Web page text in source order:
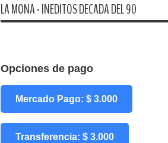
LA MONA - INEDITOS DECADA DEL 90
Opciones de pago
Mercado Pago: $ 3.000
Transferencia: $ 3.000